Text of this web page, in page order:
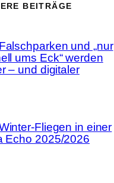
BEITRÄGE
und „nur
ums Eck“ werden
– und digitaler
Fliegen in einer
Echo 2025/2026